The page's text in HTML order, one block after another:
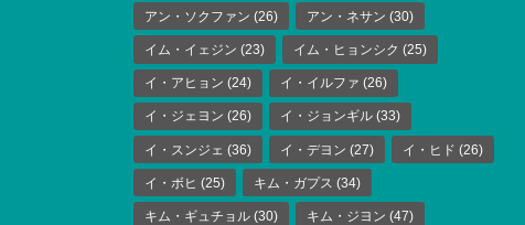
アン・ソクファン (26) アン・ネサン (30)
イム・イェジン (23) イム・ヒョンシク (25)
イ・アヒョン (24) イ・イルファ (26)
イ・ジェヨン (26) イ・ジョンギル (33)
イ・スンジェ (36) イ・デヨン (27) イ・ヒド (26)
イ・ボヒ (25) キム・ガプス (34)
キム・ギュチョル (30) キム・ジヨン (47)